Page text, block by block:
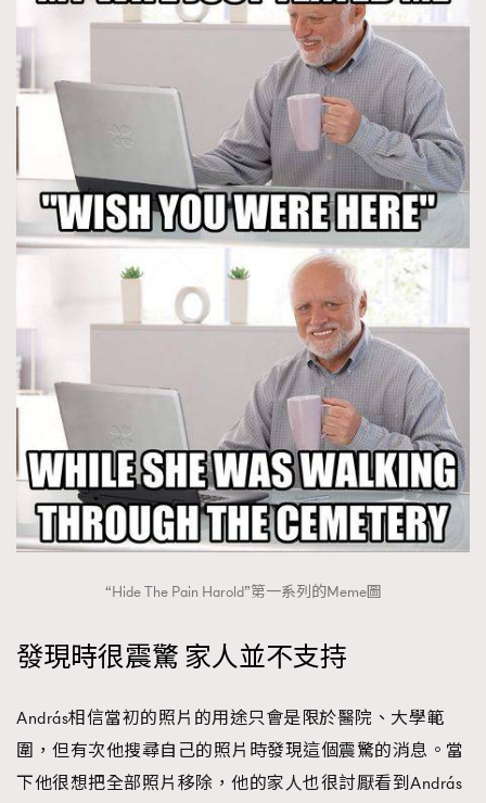
TRENDING
AFrenchMind
DressLikeAParisienne
EmpowerF
FashionWeek FigaroAesthetic
“Hide The Pain Harold”第一系列的Meme圖
發現時很震驚 家人並不支持
András相信當初的照片的用途只會是限於醫院、大學範
圍，但有次他搜尋自己的照片時發現這個震驚的消息。當
下他很想把全部照片移除，他的家人也很討厭看到András